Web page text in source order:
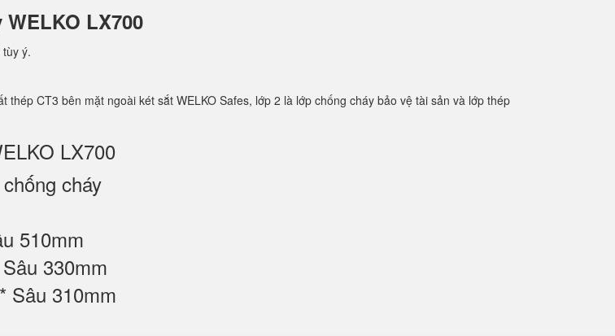
LX700
ý.
CT3 bên mặt ngoài két sắt WELKO Safes, lớp 2 là lớp chống cháy bảo vệ tài sản và lớp thép
LX700
cháy
510mm
330mm
Sâu 310mm